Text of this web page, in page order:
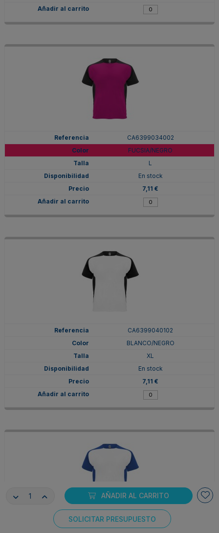
AÑADIR AL CARRITO
SOLICITAR PRESUPUESTO
CA6399034002
FUCSIA/NEGRO
L
En stock
7,11 €
CA6399040102
BLANCO/NEGRO
XL
En stock
7,11 €
CA6399040105
Consentimiento de cookies